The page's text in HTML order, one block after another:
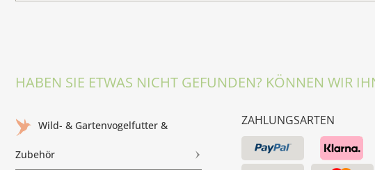
HABEN SIE ETWAS NICHT GEFUNDEN? KÖNNEN WIR
Wild- & Gartenvogelfutter &
Zubehör
ZAHLUNGSARTEN